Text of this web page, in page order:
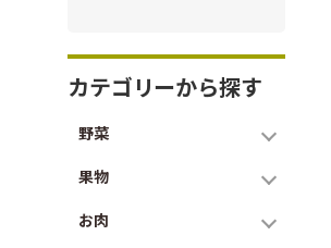
カテゴリーから探す
野菜
果物
お肉